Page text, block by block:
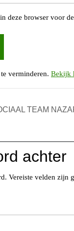
deze browser voor
verminderen. Bekijk
TEAM
achter
Vereiste velden zijn